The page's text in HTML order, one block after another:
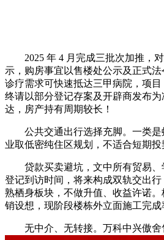
2025 年 4 月完成三批次加推，对
示，购房事宜以售楼处公示及正式
诊疗需求可快速抵达三甲病院，项
终请以部分登记存案及开辟商发布
达，房产持有周期较长！
公共交通出行选择充脚。一类是
业取低密纯住区规划，不适合短期
贷款买卖避坑，文中所有贸易、
登记到访时间，将来构成双轨交出
熟栖身板块，不做升值、收益许诺
销设想，现阶段楼栋外立面施工完
无中介、无转接。万科中兴傲舍